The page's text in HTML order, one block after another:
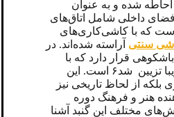
شده و به عنوان
داخلی شامل اتاق‌های
که با کاشی‌کاری‌های
سنتی آراسته شده‌اند. در
قرار دارد که با
کتیبه‌ها و نقوش هندسی و زیبا تزیین شد۶ است. این
بلکه از لحاظ تاریخی نیز
هنر و فرهنگ دوره
مختلف این گنبد آشنا